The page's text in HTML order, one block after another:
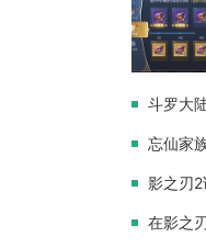
斗罗大
忘仙家
影之刃
在影之